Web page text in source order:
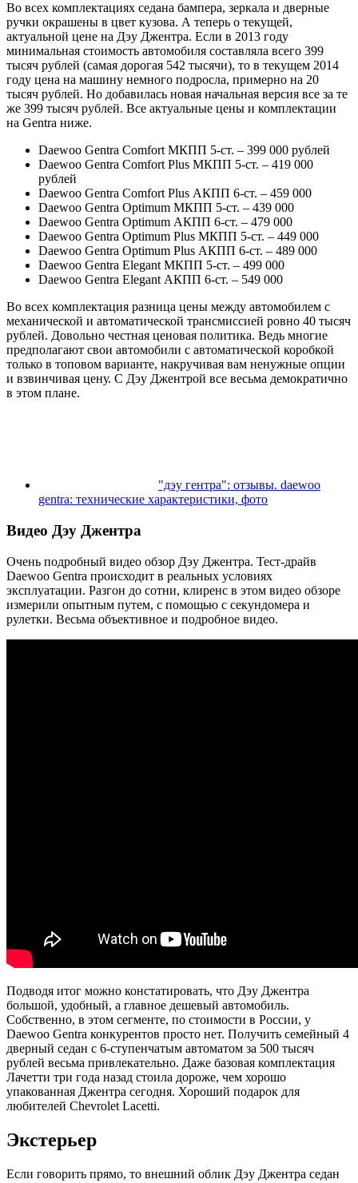
Во всех комплектациях седана бампера, зеркала и дверные
ручки окрашены в цвет кузова. А теперь о текущей,
актуальной цене на Дэу Джентра. Если в 2013 году
минимальная стоимость автомобиля составляла всего 399
тысяч рублей (самая дорогая 542 тысячи), то в текущем 2014
году цена на машину немного подросла, примерно на 20
тысяч рублей. Но добавилась новая начальная версия все за те
же 399 тысяч рублей. Все актуальные цены и комплектации
на Gentra ниже.
Daewoo Gentra Comfort МКПП 5-ст. – 399 000 рублей
Daewoo Gentra Comfort Plus МКПП 5-ст. – 419 000
рублей
Daewoo Gentra Comfort Plus АКПП 6-ст. – 459 000
Daewoo Gentra Optimum МКПП 5-ст. – 439 000
Daewoo Gentra Optimum АКПП 6-ст. – 479 000
Daewoo Gentra Optimum Plus МКПП 5-ст. – 449 000
Daewoo Gentra Optimum Plus АКПП 6-ст. – 489 000
Daewoo Gentra Elegant МКПП 5-ст. – 499 000
Daewoo Gentra Elegant АКПП 6-ст. – 549 000
Во всех комплектация разница цены между автомобилем с
механической и автоматической трансмиссией ровно 40 тысяч
рублей. Довольно честная ценовая политика. Ведь многие
предполагают свои автомобили с автоматической коробкой
только в топовом варианте, накручивая вам ненужные опции
и взвинчивая цену. С Дэу Джентрой все весьма демократично
в этом плане.
"дэу гентра": отзывы. daewoo
gentra: технические характеристики, фото
Видео Дэу Джентра
Очень подробный видео обзор Дэу Джентра. Тест-драйв
Daewoo Gentra происходит в реальных условиях
эксплуатации. Разгон до сотни, клиренс в этом видео обзоре
измерили опытным путем, с помощью с секундомера и
рулетки. Весьма объективное и подробное видео.
Подводя итог можно констатировать, что Дэу Джентра
большой, удобный, а главное дешевый автомобиль.
Собственно, в этом сегменте, по стоимости в России, у
Daewoo Gentra конкурентов просто нет. Получить семейный 4
дверный седан с 6-ступенчатым автоматом за 500 тысяч
рублей весьма привлекательно. Даже базовая комплектация
Лачетти три года назад стоила дороже, чем хорошо
упакованная Джентра сегодня. Хороший подарок для
любителей Chevrolet Lacetti.
Экстерьер
Если говорить прямо, то внешний облик Дэу Джентра седан